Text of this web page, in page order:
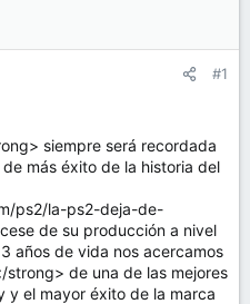
#1
siempre será recordada
más éxito de la historia del
ps2/la-ps2-deja-de-
de su producción a nivel
años de vida nos acercamos
de una de las mejores
y el mayor éxito de la marca